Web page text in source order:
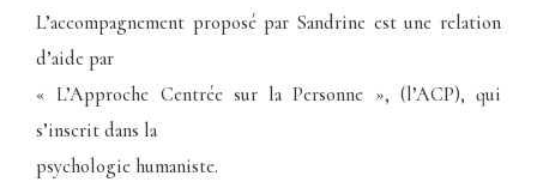
L’accompagnement proposé par Sandrine est une relation
d’aide par
« L’Approche Centrée sur la Personne », (l’ACP), qui
s’inscrit dans la
psychologie humaniste.